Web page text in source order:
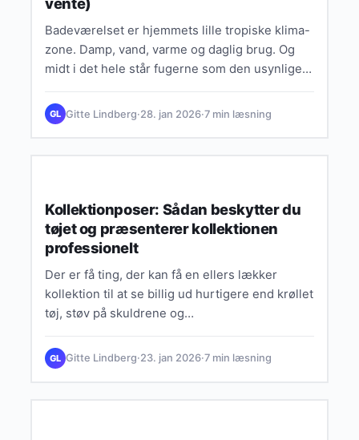
Badeværelset er hjemmets lille tropiske klima-
zone. Damp, vand, varme og daglig brug. Og
midt i det hele står fugerne som den usynlige
GL Gitte Lindberg·28. jan 2026·7 min læsning
Kollektionposer: Sådan beskytter du
tøjet og præsenterer kollektionen
professionelt
Der er få ting, der kan få en ellers lækker
kollektion til at se billig ud hurtigere end krøllet
tøj, støv på skuldrene og…
GL Gitte Lindberg·23. jan 2026·7 min læsning